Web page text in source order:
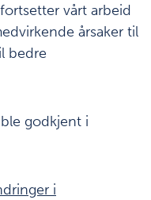
vårt arbeid
årsaker til
bedre
godkjent i
i